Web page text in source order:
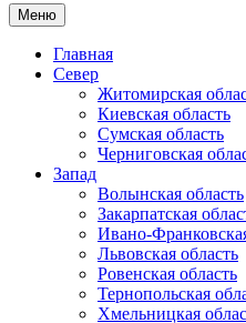
Меню Перейти
к
содержимому
Главная
Север
Житомирская
Киевская область
Сумская область
Черниговская
Запад
Волынская область
Закарпатская
Ивано-
Львовская область
Ровенская область
Тернопольская
Хмельницкая